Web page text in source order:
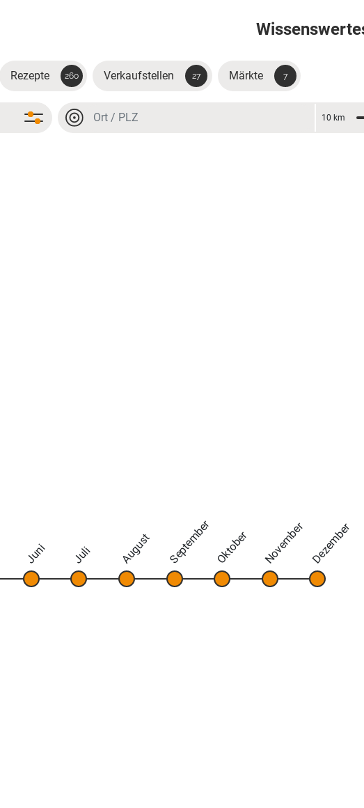
Rezepte 260 Verkaufstellen 27 Märkte 7
Ort oder PLZ 10 km
Juni Juli August September Oktober November Dezember